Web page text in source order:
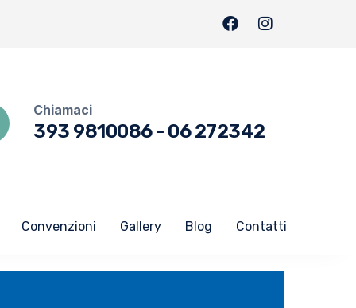
Chiamaci
393 9810086- 06 272342
Convenzioni Gallery Blog Contatti